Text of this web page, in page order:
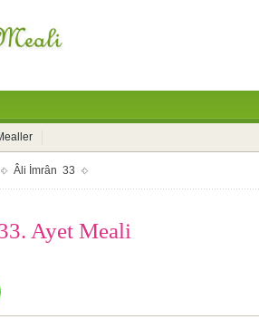
Âli İmrân 33
Ayet Meali